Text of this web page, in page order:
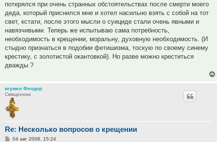
потерялся при очень странных обстоятельствах после смерти моего
деда, который приснился мне и хотел насильно взять с собой на тот
свет, кстати, после этого мысли о суициде стали очень явными и
навязчивыми. Теперь же испытываю сама потребность,
необходимость в крещении, моральну, духовную необходимость. (И
стыдно признаться в подобии фетишизма, тоскую по своему синему
крестику, с золотистой окантовкой). Но разве можно креститься
дважды ?
игумен Феодор
Священник
Re: Несколько вопросов о крещении
Сообщение
04 авг 2008, 15:24